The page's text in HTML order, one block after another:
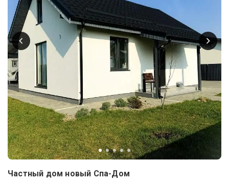
Частный дом новый Спа-Дом